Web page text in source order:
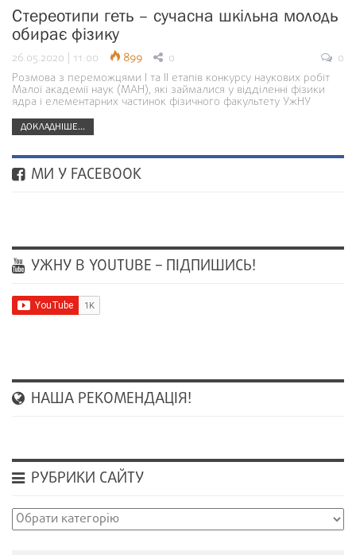
Стереотипи геть – сучасна шкільна молодь
обирає фізику
26.05.2020 | 11:00 899 0
0
Розмова з переможцями І та ІІ етапів конкурсу наукових робіт
Малої академії наук (МАН), які займалися у відділенні фізики
ядра і елементарних частинок фізичного факультету УжНУ
ДОКЛАДНІШЕ...
МИ У FACEBOOK
УЖНУ В YOUTUBE – ПІДПИШИСЬ!
НАША РЕКОМЕНДАЦІЯ!
РУБРИКИ САЙТУ
Рубрики